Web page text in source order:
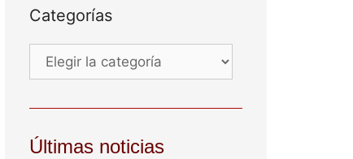
Categorías
Últimas noticias